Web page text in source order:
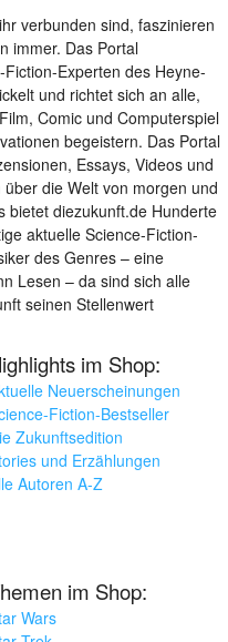
verbunden sind, faszinieren
immer. Das Portal
Experten des Heyne-
und richtet sich an alle,
Comic und Computerspiel
begeistern. Das Portal
Essays, Videos und
die Welt von morgen und
bietet diezukunft.de Hunderte
aktuelle Science-Fiction-
des Genres – eine
Lesen – da sind sich alle
seinen Stellenwert
im Shop:
Neuerscheinungen
Fiction-Bestseller
Zukunftsedition
und Erzählungen
Autoren A-Z
im Shop:
Wars